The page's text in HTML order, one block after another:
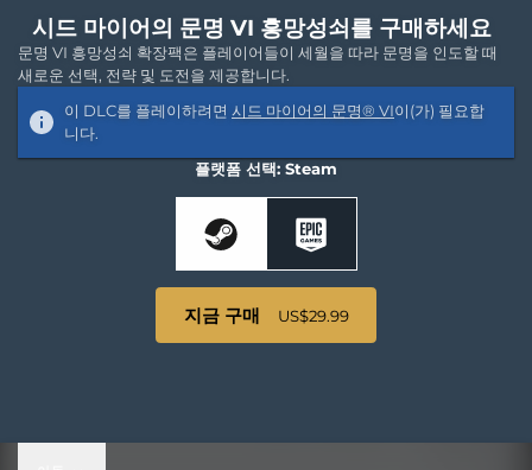
시드 마이어의 문명 VI 흥망성쇠를 구매하세요
문명 VI 흥망성쇠 확장팩은 플레이어들이 세월을 따라 문명을 인도할 때
새로운 선택, 전략 및 도전을 제공합니다.
이 DLC를 플레이하려면 시드 마이어의 문명® VI이(가) 필요합
니다.
플랫폼 선택: Steam
지금 구매 US$29.99